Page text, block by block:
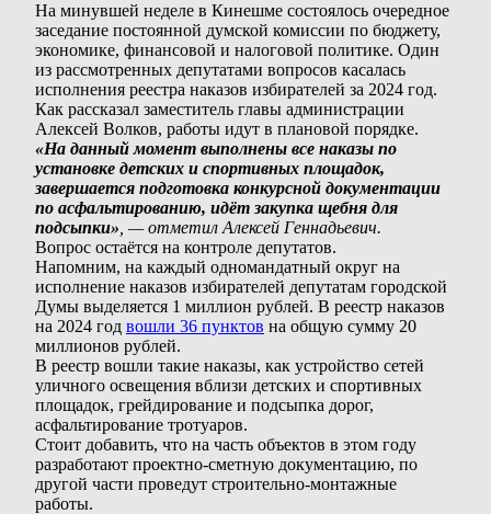
На минувшей неделе в Кинешме состоялось очередное
заседание постоянной думской комиссии по бюджету,
экономике, финансовой и налоговой политике. Один
из рассмотренных депутатами вопросов касалась
исполнения реестра наказов избирателей за 2024 год.
Как рассказал заместитель главы администрации
Алексей Волков, работы идут в плановой порядке.
«На данный момент выполнены все наказы по
установке детских и спортивных площадок,
завершается подготовка конкурсной документации
по асфальтированию, идёт закупка щебня для
подсыпки» , — отметил Алексей Геннадьевич.
Вопрос остаётся на контроле депутатов.
Напомним, на каждый одномандатный округ на
исполнение наказов избирателей депутатам городской
Думы выделяется 1 миллион рублей. В реестр наказов
на 2024 год вошли 36 пунктов на общую сумму 20
миллионов рублей.
В реестр вошли такие наказы, как устройство сетей
уличного освещения вблизи детских и спортивных
площадок, грейдирование и подсыпка дорог,
асфальтирование тротуаров.
Стоит добавить, что на часть объектов в этом году
разработают проектно-сметную документацию, по
другой части проведут строительно-монтажные
работы.